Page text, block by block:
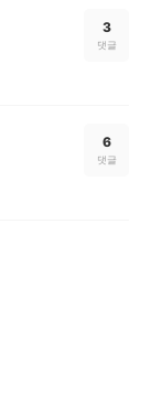
3
댓글
6
댓글